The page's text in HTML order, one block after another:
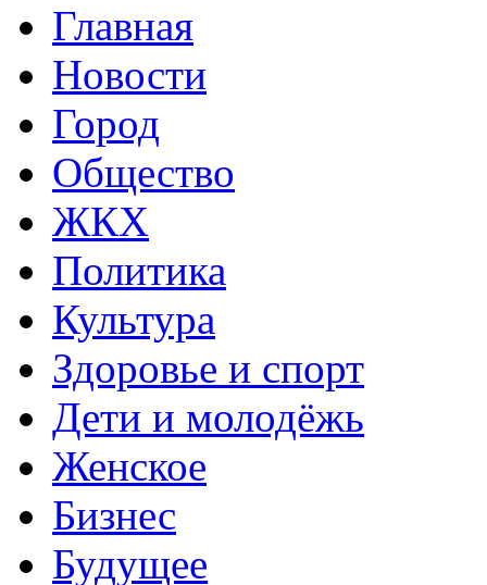
Главная
Новости
Город
Общество
ЖКХ
Политика
Культура
Здоровье и спорт
Дети и молодёжь
Женское
Бизнес
Будущее